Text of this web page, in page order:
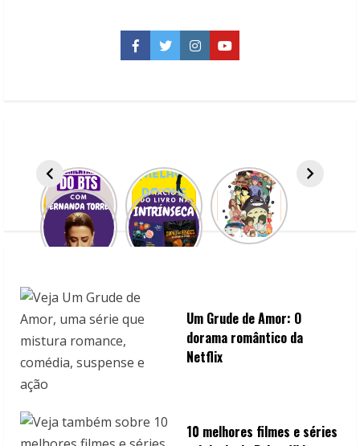
n
g
Facebook
TwitterInstagramYouTube
Um Grude de Amor: O
dorama romântico da
Netflix
10 melhores filmes e séries